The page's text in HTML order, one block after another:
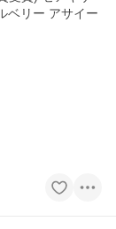
ベリー アサイー